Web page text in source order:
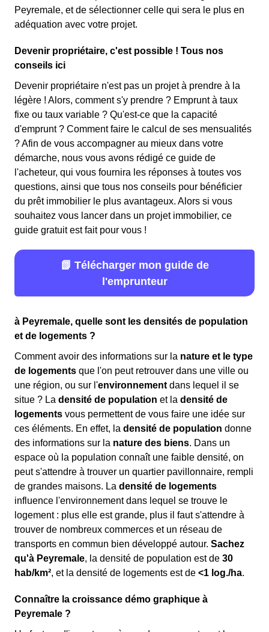
Peyremale, et de sélectionner celle qui sera le plus en
adéquation avec votre projet.
Devenir propriétaire, c'est possible ! Tous nos
conseils ici
Devenir propriétaire n'est pas un projet à prendre à la
légère ! Alors, comment s'y prendre ? Emprunt à taux
fixe ou taux variable ? Qu'est-ce que la capacité
d'emprunt ? Comment faire le calcul de ses mensualités
? Afin de vous accompagner au mieux dans votre
démarche, nous vous avons rédigé ce guide de
l'acheteur, qui vous fournira les réponses à toutes vos
questions, ainsi que tous nos conseils pour bénéficier
du prêt immobilier le plus avantageux. Alors si vous
souhaitez vous lancer dans un projet immobilier, ce
guide gratuit est fait pour vous !
📗 Télécharger mon guide de
l'emprunteur
à Peyremale, quelle sont les densités de population
et de logements ?
Comment avoir des informations sur la nature et le type
de logements que l'on peut retrouver dans une ville ou
une région, ou sur l'environnement dans lequel il se
situe ? La densité de population et la densité de
logements vous permettent de vous faire une idée sur
ces éléments. En effet, la densité de population donne
des informations sur la nature des biens. Dans un
espace où la population connaît une faible densité, on
peut s'attendre à trouver un quartier pavillonnaire, rempli
de grandes maisons. La densité de logements
influence l'environnement dans lequel se trouve le
logement : plus elle est grande, plus il faut s'attendre à
trouver de nombreux commerces et un réseau de
transports en commun bien développé autour. Sachez
qu'à Peyremale, la densité de population est de 30
hab/km², et la densité de logements est de <1 log./ha.
Connaître la croissance démo graphique à
Peyremale ?